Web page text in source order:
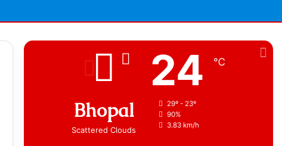
Bhopal
Scattered Clouds
24 ℃
29º - 23º
90%
3.83 km/h